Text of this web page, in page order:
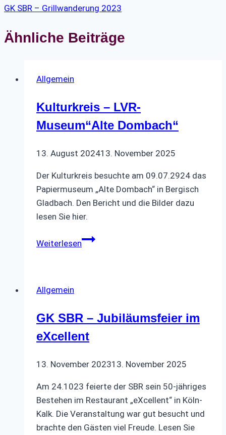
GK SBR – Grillwanderung 2023
Ähnliche Beiträge
Allgemein
Kulturkreis – LVR-
Museum“Alte Dombach“
13. August 202413. November 2025
Der Kulturkreis besuchte am 09.07.2924 das
Papiermuseum „Alte Dombach“ in Bergisch
Gladbach. Den Bericht und die Bilder dazu
lesen Sie hier.
WeiterlesenKulturkreis
Allgemein
GK SBR – Jubiläumsfeier im
eXcellent
13. November 202313. November 2025
Am 24.1023 feierte der SBR sein 50-jähriges
Bestehen im Restaurant „eXcellent“ in Köln-
Kalk. Die Veranstaltung war gut besucht und
brachte den Gästen viel Freude. Lesen Sie